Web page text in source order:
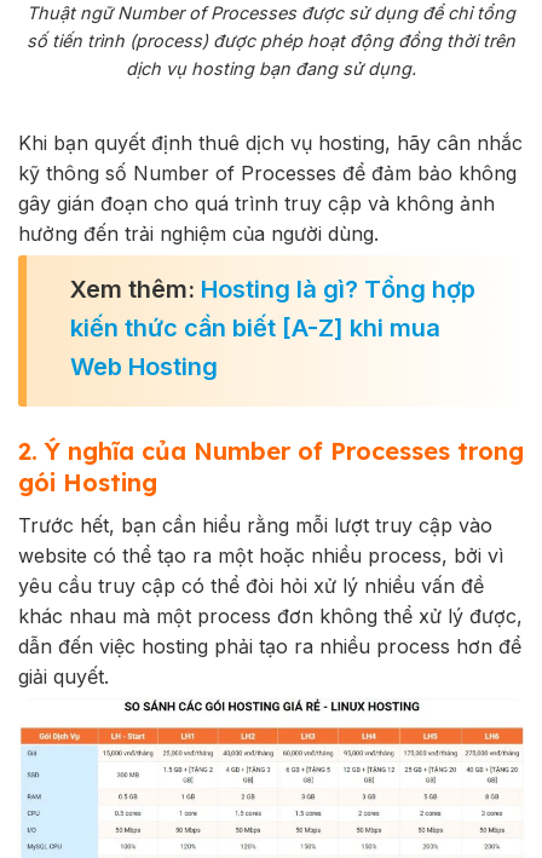
Thuật ngữ Number of Processes được sử dụng để chỉ tổng
số tiến trình (process) được phép hoạt động đồng thời trên
dịch vụ hosting bạn đang sử dụng.
Khi bạn quyết định thuê dịch vụ hosting, hãy cân nhắc
kỹ thông số Number of Processes để đảm bảo không
gây gián đoạn cho quá trình truy cập và không ảnh
hưởng đến trải nghiệm của người dùng.
Xem thêm: Hosting là gì? Tổng hợp
kiến thức cần biết [A-Z] khi mua
Web Hosting
2. Ý nghĩa của Number of Processes trong
gói Hosting
Trước hết, bạn cần hiểu rằng mỗi lượt truy cập vào
website có thể tạo ra một hoặc nhiều process, bởi vì
yêu cầu truy cập có thể đòi hỏi xử lý nhiều vấn đề
khác nhau mà một process đơn không thể xử lý được,
dẫn đến việc hosting phải tạo ra nhiều process hơn để
giải quyết.